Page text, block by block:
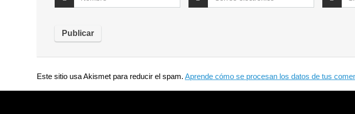
Este sitio usa Akismet para reducir el spam. Aprende cómo se procesan los datos de tus